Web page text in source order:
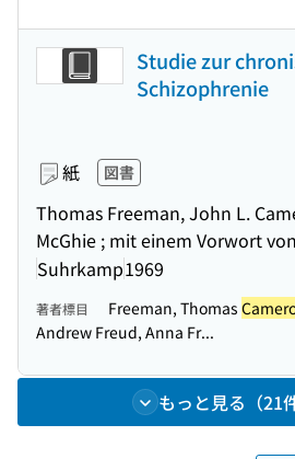
Studie zur
Schizophrenie
紙 図書
Thomas Freeman, John L.
McGhie ; mit einem Vorwort
Suhrkamp1969
著者標目 Freeman, Thomas
Andrew Freud, Anna Fr...
もっと見る（21